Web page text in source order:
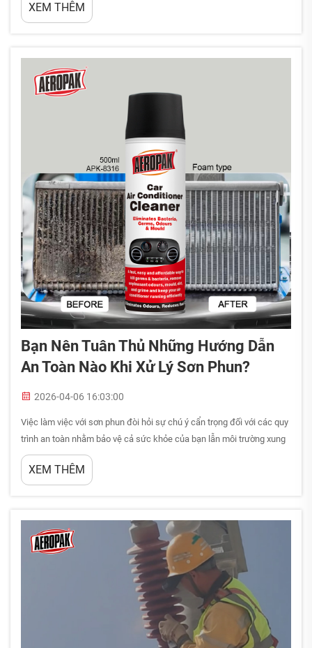
các ứng dụng kiến trúc. Sự chuyển đổi này bắt nguồn từ sự kết hợp
XEM THÊM
Bạn Nên Tuân Thủ Những Hướng Dẫn
An Toàn Nào Khi Xử Lý Sơn Phun?
2026-04-06 16:03:00
Việc làm việc với sơn phun đòi hỏi sự chú ý cẩn trọng đối với các quy
trình an toàn nhằm bảo vệ cả sức khỏe của bạn lẫn môi trường xung
quanh. Dù bạn là nhà thầu chuyên nghiệp, người đam mê tự làm
(DIY) hay công nhân trong ngành công nghiệp, việc hiểu rõ các
XEM THÊM